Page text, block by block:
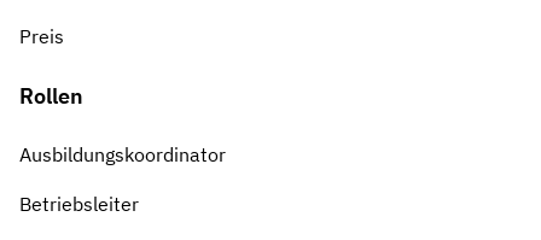
Preis
Rollen
Ausbildungskoordinator
Betriebsleiter